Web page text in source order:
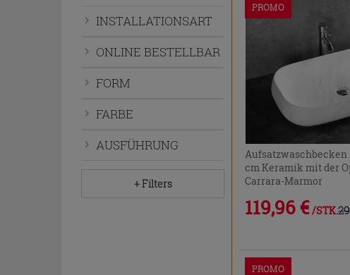
INSTALLATIONSART
ONLINE BESTELLBAR
FORM
FARBE
AUSFÜHRUNG
+ Filters
PROMO
Aufsatzwaschbecken
cm Keramik mit der
Carrara-Marmor
119,96 € /STK.
PROMO